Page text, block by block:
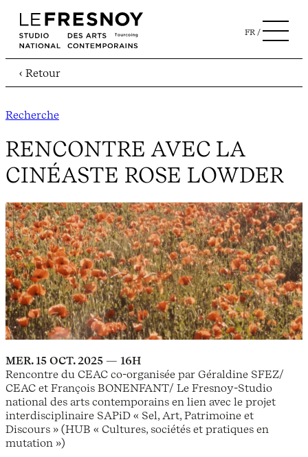
FR
‹ Retour
Recherche
RENCONTRE AVEC LA
CINÉASTE ROSE LOWDER
MER. 15 OCT. 2025 — 16H
Rencontre du CEAC co-organisée par Géraldine SFEZ/
CEAC et François BONENFANT/ Le Fresnoy-Studio
national des arts contemporains en lien avec le projet
interdisciplinaire SAPiD « Sel, Art, Patrimoine et
Discours » (HUB « Cultures, sociétés et pratiques en
mutation »)